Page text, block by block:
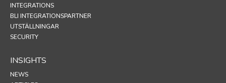
INTEGRATIONS
BLI INTEGRATIONSPARTNER
UTSTÄLLNINGAR
SECURITY
INSIGHTS
NEWS